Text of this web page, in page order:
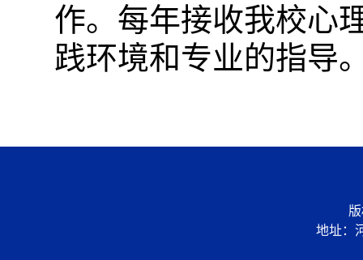
作。每年接收我校心
践环境和专业的指导
地址：